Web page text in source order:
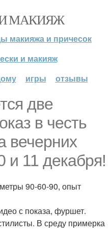
МАКИЯЖ
макияжа и причесок
и макияж
игры отзывы
две
в честь
вечерних
и 11 декабря!
90-60-90, опыт
с показа, фуршет.
В среду примерка